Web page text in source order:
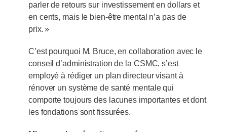
parler de retours sur investissement en dollars et
en cents, mais le bien-être mental n’a pas de
prix. »
C’est pourquoi M. Bruce, en collaboration avec le
conseil d’administration de la CSMC, s’est
employé à rédiger un plan directeur visant à
rénover un système de santé mentale qui
comporte toujours des lacunes importantes et dont
les fondations sont fissurées.